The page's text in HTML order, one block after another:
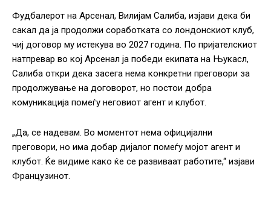
Фудбалерот на Арсенал, Вилијам Салиба, изјави дека би
сакал да ја продолжи соработката со лондонскиот клуб,
чиј договор му истекува во 2027 година. По пријателскиот
натпревар во кој Арсенал ја победи екипата на Њукасл,
Салиба откри дека засега нема конкретни преговори за
продолжување на договорот, но постои добра
комуникација помеѓу неговиот агент и клубот.
„Да, се надевам. Во моментот нема официјални
преговори, но има добар дијалог помеѓу мојот агент и
клубот. Ќе видиме како ќе се развиваат работите,“ изјави
Французинот.